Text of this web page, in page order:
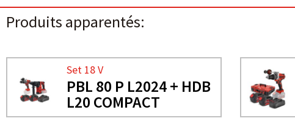
Produits apparentés:
Set 18 V
PBL 80 P L2024 + HDB
L20 COMPACT